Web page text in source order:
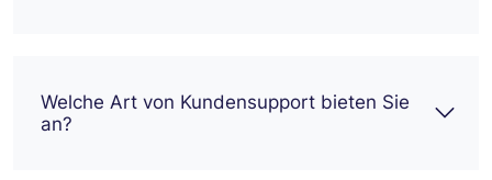
Welche Art von Kundensupport bieten Sie
an?